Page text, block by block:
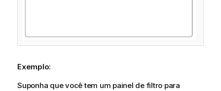
Exemplo:
Suponha que você tem um painel de filtro para